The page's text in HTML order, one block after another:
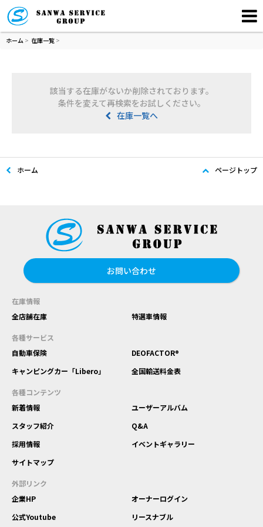
ホーム > 在庫一覧 >
該当する在庫がないか削除されております。
条件を変えて再検索をお試しください。
在庫一覧へ
ホーム ページトップ
お問い合わせ
在庫情報
全店舗在庫
特選車情報
各種サービス
自動車保険
DEOFACTOR®
キャンピングカー「Libero」
全国輸送料金表
各種コンテンツ
新着情報
ユーザーアルバム
スタッフ紹介
Q&A
採用情報
イベントギャラリー
サイトマップ
外部リンク
企業HP
オーナーログイン
公式Youtube
リースナブル